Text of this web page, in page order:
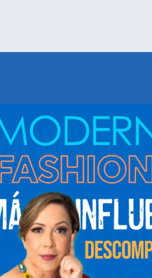
DORIS E EQUIPE